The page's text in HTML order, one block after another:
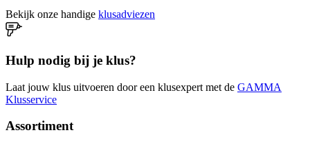
Bekijk onze handige klusadviezen
Hulp nodig bij je klus?
Laat jouw klus uitvoeren door een klusexpert met de GAMMA
Klusservice
Assortiment